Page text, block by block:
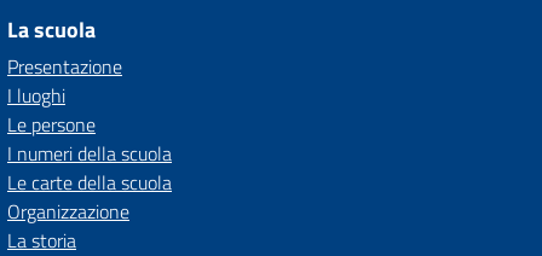
La scuola
Presentazione
I luoghi
Le persone
I numeri della scuola
Le carte della scuola
Organizzazione
La storia